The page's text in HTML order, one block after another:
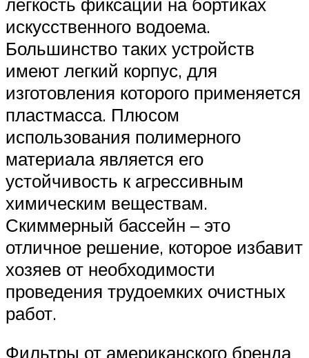
искусственного водоема.
Большинство таких устройств
имеют легкий корпус, для
изготовления которого применяется
пластмасса. Плюсом
использования полимерного
материала является его
устойчивость к агрессивным
химическим веществам.
Скиммерный бассейн – это
отличное решение, которое избавит
хозяев от необходимости
проведения трудоемких очистных
работ.
Фильтры от американского бренда